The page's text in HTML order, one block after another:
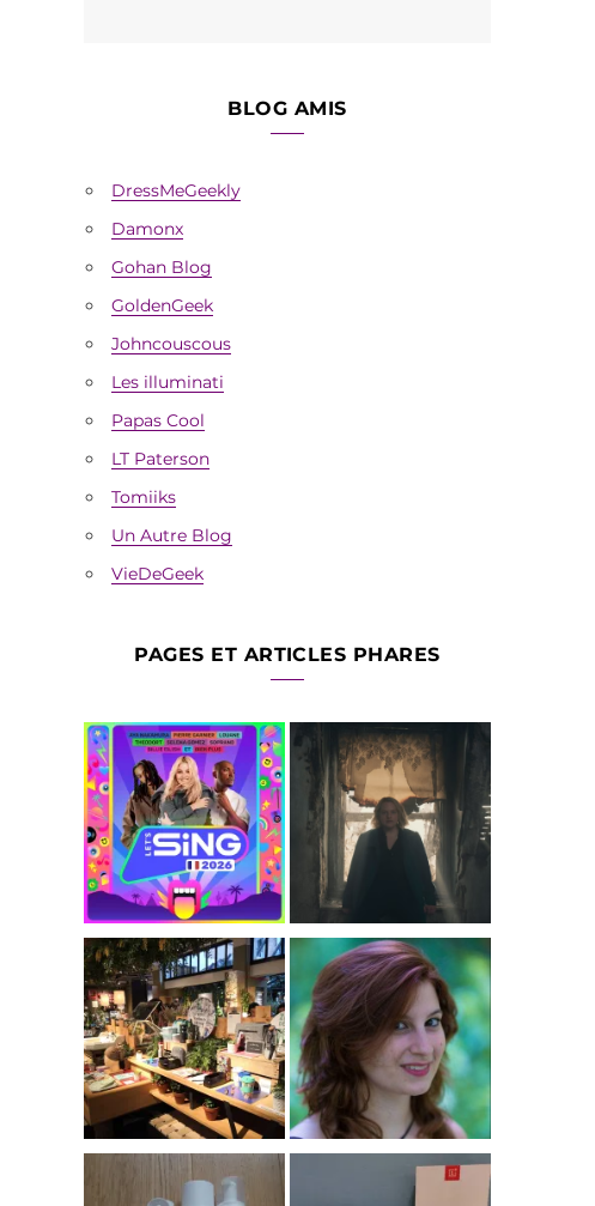
BLOG AMIS
DressMeGeekly
Damonx
Gohan Blog
GoldenGeek
Johncouscous
Les illuminati
Papas Cool
LT Paterson
Tomiiks
Un Autre Blog
VieDeGeek
PAGES ET ARTICLES PHARES